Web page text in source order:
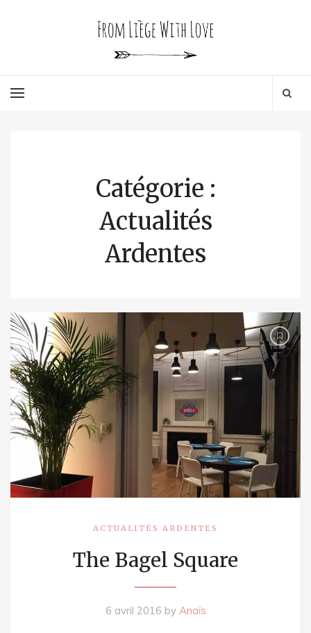
Catégorie :
Actualités
Ardentes
ACTUALITÉS ARDENTES
The Bagel Square
6 avril 2016 by Anaïs